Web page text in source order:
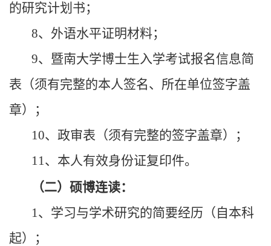
的研究计划书；
8、外语水平证明材料；
9、暨南大学博士生入学考试报名信息简
表（须有完整的本人签名、所在单位签字盖
章）；
10、政审表（须有完整的签字盖章）；
11、本人有效身份证复印件。
（二）硕博连读：
1、学习与学术研究的简要经历（自本科
起）；